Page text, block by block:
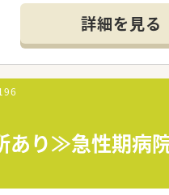
詳細を見る
あり≫急性期病